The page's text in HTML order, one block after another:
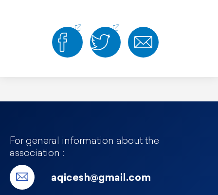
For general information about the
association :
aqicesh@gmail.com